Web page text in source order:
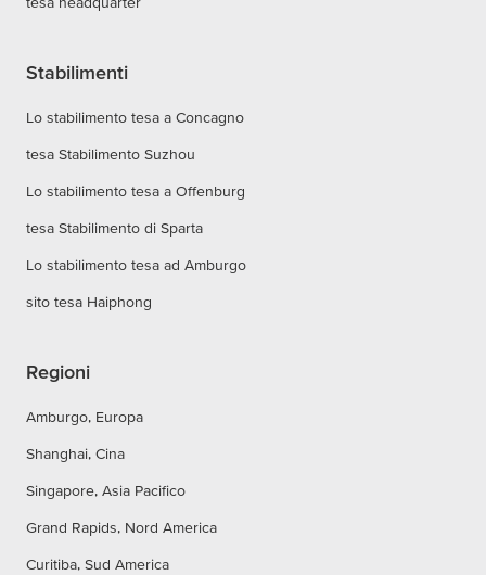
Stabilimenti
Lo stabilimento tesa a Concagno
tesa Stabilimento Suzhou
Lo stabilimento tesa a Offenburg
tesa Stabilimento di Sparta
Lo stabilimento tesa ad Amburgo
sito tesa Haiphong
Regioni
Amburgo, Europa
Shanghai, Cina
Singapore, Asia Pacifico
Grand Rapids, Nord America
Curitiba, Sud America